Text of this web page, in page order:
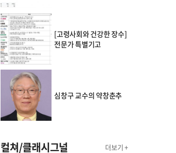
[고령사회와 건강한 장수]
전문가 특별기고
심창구 교수의 약창춘추
컬쳐/클래시그널 더보기 +